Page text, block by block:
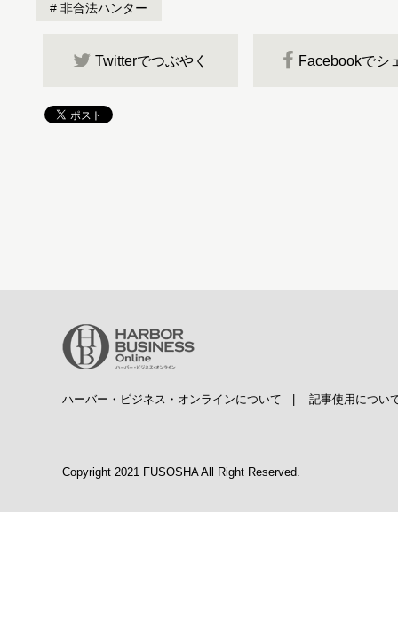
非合法ハンター
Twitterでつぶやく Facebookでシ
ハーバー・ビジネス・オンラインについて 記事使用につい
Copyright 2021 FUSOSHA All Right Reserved.